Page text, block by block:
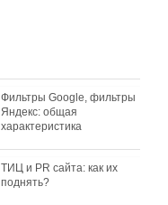
Фильтры Google, фильтры
Яндекс: общая
характеристика
ТИЦ и PR сайта: как их
поднять?